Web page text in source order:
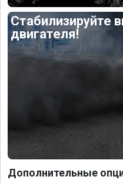
Стабилизируйте
двигателя!
Дополнительные